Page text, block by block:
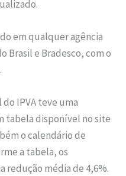
em qualquer agência
Brasil e Bradesco, com o
IPVA teve uma
tabela disponível no site
o calendário de
a tabela, os
redução média de 4,6%.